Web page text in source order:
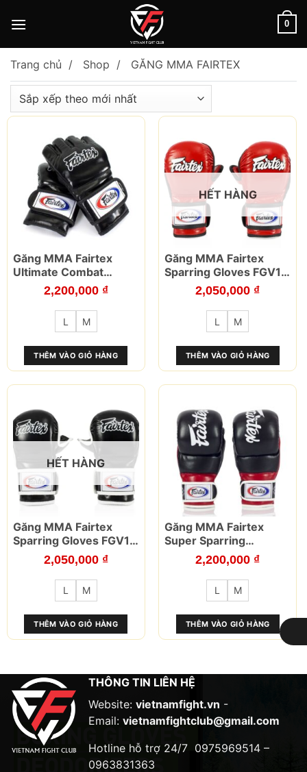
0
Trang chủ Shop GĂNG MMA FAIRTEX
LỌC
L M
Găng MMA Fairtex
Ultimate Combat
Gloves FGV12
2,200,000 ₫
THÊM VÀO GIỎ HÀNG
Sản
phẩm
có
nhiều
biến
Các
tùy
được
chọn
trên
trang
phẩm
HẾT HÀNG
L M
Găng MMA Fairtex
Sparring Gloves FGV15
2,050,000 ₫
THÊM VÀO GIỎ HÀNG
Sản
phẩm
có
nhiều
biến
Các
tùy
được
chọn
trên
trang
sản
phẩm
HẾT HÀNG
L M
Găng MMA Fairtex
Sparring Gloves FGV15
2,050,000 ₫
THÊM VÀO GIỎ HÀNG
Sản
phẩm
có
nhiều
biến
thể.
Các
tùy
thể
được
chọn
trên
trang
sản
phẩm
L M
Găng MMA Fairtex
Super Sparring
Grappling Gloves
FGV18
2,200,000 ₫
THÊM VÀO GIỎ HÀNG
Sản
phẩm
này
có
nhiều
biến
thể.
Các
tùy
thể
chọn
trang
sản
phẩm
THÔNG TIN LIÊN HỆ
Website: vietnamfight.vn -
Email: vietnamfightclub@gmail.com
Hotline hỗ trợ 24/7 0975969514 –
0963831363